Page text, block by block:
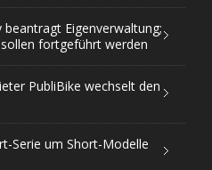
beantragt Eigenverwaltung;
fortgeführt werden
PubliBike wechselt den
Serie um Short-Modelle